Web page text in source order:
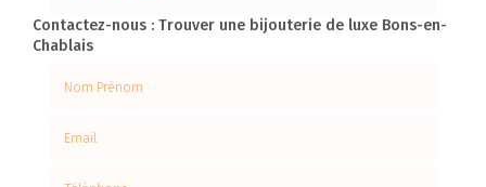
Contactez-nous : Trouver une bijouterie de luxe Bons-en-
Chablais